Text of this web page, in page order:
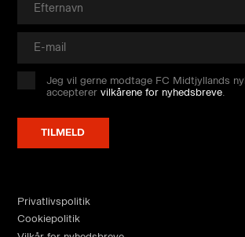
Jeg vil gerne modtage FC Midtjyllands
accepterervilkårene for nyhedsbreve.
Privatlivspolitik
Cookiepolitik